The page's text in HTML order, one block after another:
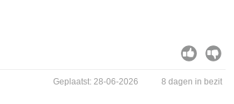
Geplaatst: 28-06-2026 8 dagen in bezit